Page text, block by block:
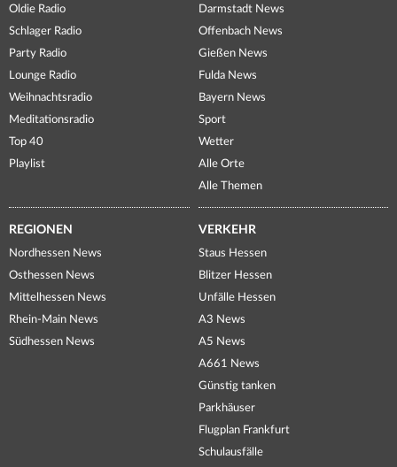
Oldie Radio
Schlager Radio
Party Radio
Lounge Radio
Weihnachtsradio
Meditationsradio
Top 40
Playlist
Darmstadt News
Offenbach News
Gießen News
Fulda News
Bayern News
Sport
Wetter
Alle Orte
Alle Themen
REGIONEN
Nordhessen News
Osthessen News
Mittelhessen News
Rhein-Main News
Südhessen News
VERKEHR
Staus Hessen
Blitzer Hessen
Unfälle Hessen
A3 News
A5 News
A661 News
Günstig tanken
Parkhäuser
Flugplan Frankfurt
Schulausfälle